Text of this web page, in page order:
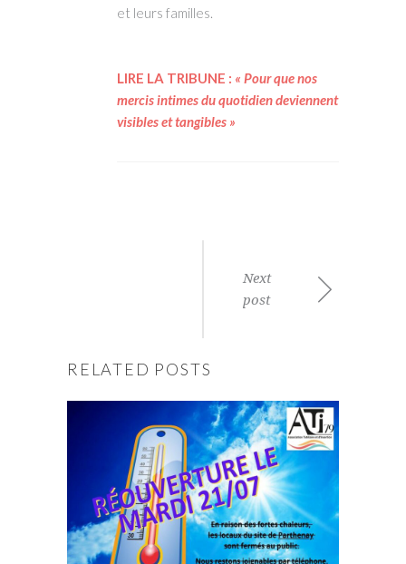
et leurs familles.
LIRE LA TRIBUNE : « Pour que nos
mercis intimes du quotidien deviennent
visibles et tangibles »
Next
post
RELATED POSTS